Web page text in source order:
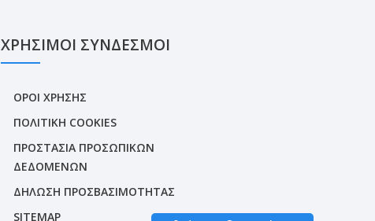
ΧΡΗΣΙΜΟΙ ΣΥΝΔΕΣΜΟΙ
ΟΡΟΙ ΧΡΗΣΗΣ
ΠΟΛΙΤΙΚΗ COOKIES
ΠΡΟΣΤΑΣΙΑ ΠΡΟΣΩΠΙΚΩΝ
ΔΕΔΟΜΕΝΩΝ
ΔΗΛΩΣΗ ΠΡΟΣΒΑΣΙΜΟΤΗΤΑΣ
SITEMAP